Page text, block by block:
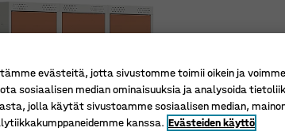
evästeitä, jotta sivustomme toimii oikein ja
sosiaalisen median ominaisuuksia ja analysoida
jolla käytät sivustoamme sosiaalisen median,
kanssa. Evästeiden käyttö